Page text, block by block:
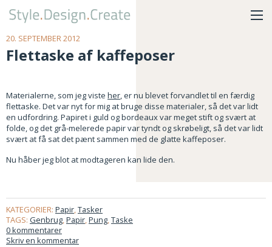
20. SEPTEMBER 2012
Flettaske af kaffeposer
Materialerne, som jeg viste her, er nu blevet forvandlet til en færdig
flettaske. Det var nyt for mig at bruge disse materialer, så det var lidt
en udfordring. Papiret i guld og bordeaux var meget stift og svært at
folde, og det grå-melerede papir var tyndt og skrøbeligt, så det var lidt
svært at få sat det pænt sammen med de glatte kaffeposer.
Nu håber jeg blot at modtageren kan lide den.
KATEGORIER: Papir,Tasker
TAGS: Genbrug,Papir,Pung,Taske
0 kommentarer
Skriv en kommentar